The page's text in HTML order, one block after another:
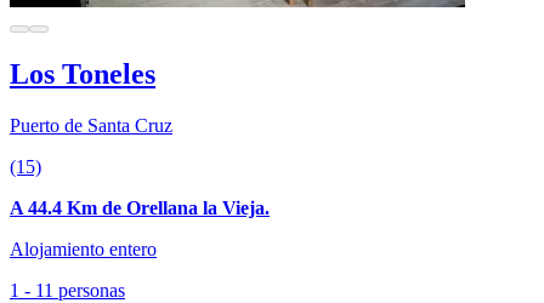
Los Toneles
Puerto de Santa Cruz
(15)
A 44.4 Km de Orellana la Vieja.
Alojamiento entero
1 - 11 personas